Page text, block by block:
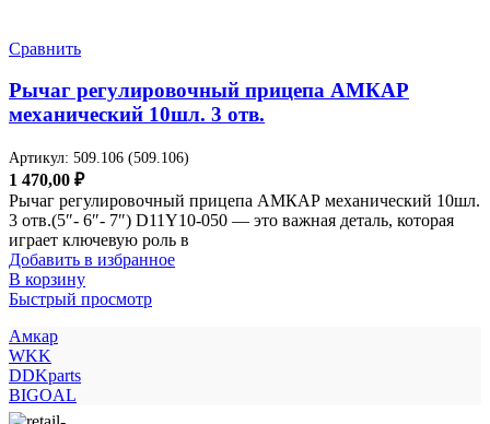
Сравнить
Рычаг регулировочный прицепа АМКАР
механический 10шл. 3 отв.
Артикул: 509.106 (509.106)
1 470,00 ₽
Рычаг регулировочный прицепа АМКАР механический 10шл.
3 отв.(5″- 6″- 7″) D11Y10-050 — это важная деталь, которая
играет ключевую роль в
Добавить в избранное
В корзину
Быстрый просмотр
Амкар
WKK
DDKparts
BIGOAL